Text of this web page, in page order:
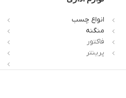
انواع چسب
منگنه
فاکتور
پرینتر